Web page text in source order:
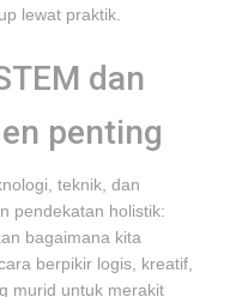
lewat praktik.
dan
penting
teknik, dan
pendekatan holistik:
bagaimana kita
berpikir logis, kreatif,
murid untuk merakit